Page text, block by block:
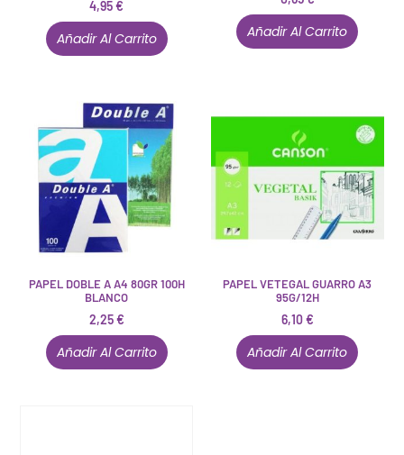
4,95€
Añadir Al Carrito Añadir Al Carrito
PAPEL DOBLE A A4 80GR 100H
BLANCO
2,25€
Añadir Al Carrito
PAPEL VETEGAL GUARRO A3
95G/12H
6,10€
Añadir Al Carrito